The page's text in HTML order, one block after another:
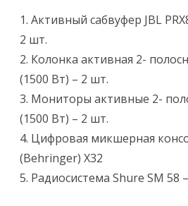
1. Активный сабвуфер JBL
2 шт.
2. Колонка активная 2-
(1500 Вт) – 2 шт.
3. Мониторы активные 2-
(1500 Вт) – 2 шт.
4. Цифровая микшерная
(Behringer) X32
5. Радиосистема Shure SM 58